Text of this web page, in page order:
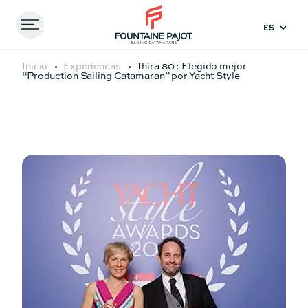
Menu
FOUNTAINE PAJOT - SAILING CATAMARANS
Inicio Experiencas Thíra 80 : Elegido mejor
“Production Sailing Catamaran” por Yacht Style
modelos
41 44